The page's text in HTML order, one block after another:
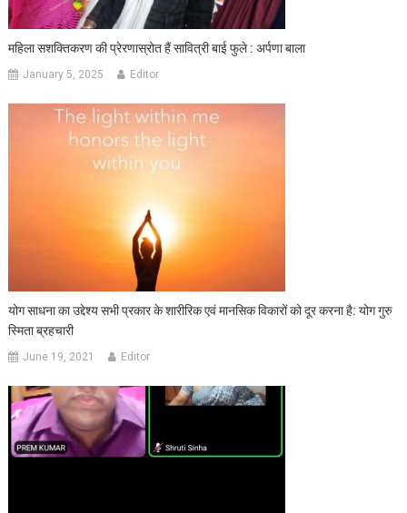
महिला सशक्तिकरण की प्रेरणास्रोत हैं सावित्री बाई फुले : अर्पणा बाला
January 5, 2025 Editor
योग साधना का उद्देश्य सभी प्रकार के शारीरिक एवं मानसिक विकारों को दूर करना है: योग गुरु
स्मिता ब्रहचारी
June 19, 2021 Editor